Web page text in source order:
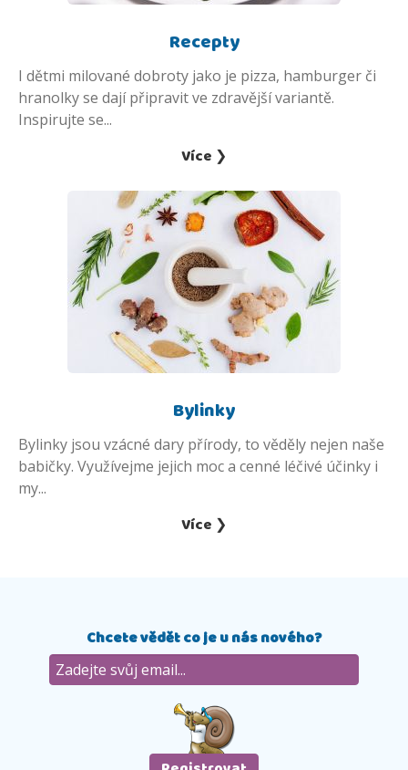
Recepty
I dětmi milované dobroty jako je pizza, hamburger či
hranolky se dají připravit ve zdravější variantě.
Inspirujte se...
Více ❯
Bylinky
Bylinky jsou vzácné dary přírody, to věděly nejen naše
babičky. Využívejme jejich moc a cenné léčivé účinky i
my...
Více ❯
Chcete vědět co je u nás nového?